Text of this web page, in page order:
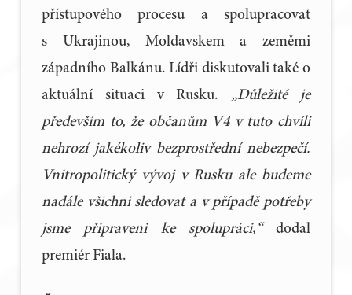
přístupového procesu a spolupracovat
s Ukrajinou, Moldavskem a zeměmi
západního Balkánu. Lídři diskutovali také o
aktuální situaci v Rusku. „Důležité je
především to, že občanům V4 v tuto chvíli
nehrozí jakékoliv bezprostřední nebezpečí.
Vnitropolitický vývoj v Rusku ale budeme
nadále všichni sledovat a v případě potřeby
jsme připraveni ke spolupráci,“ dodal
premiér Fiala.